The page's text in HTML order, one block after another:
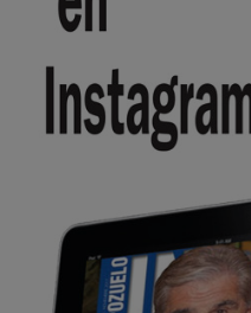
Pozuelo de Alarcón
🔴 EXCLUSIVA